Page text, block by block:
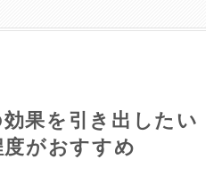
果を引き出したい
がおすすめ